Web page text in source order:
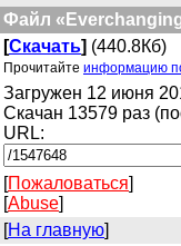
Файл
[Скачать] (440.8Кб)
Прочитайте информацию
Загружен 12 июня
Скачан 13579 раз
URL:
[Пожаловаться]
[Abuse]
[На главную]